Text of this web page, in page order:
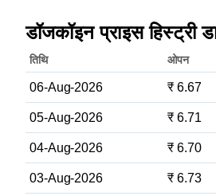
डॉजकॉइन प्राइस
तिथि ओपन
06-Aug-2026 ₹ 6.67
05-Aug-2026 ₹ 6.71
04-Aug-2026 ₹ 6.70
03-Aug-2026 ₹ 6.73